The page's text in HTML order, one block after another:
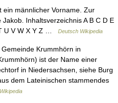
männlicher Vorname. Zur
Inhaltsverzeichnis A B C D E
U V W X Y Z …
Deutsch Wikipedia
Krummhörn in
ist der Name einer
in Niedersachsen, siehe Burg
dem Lateinischen stammendes